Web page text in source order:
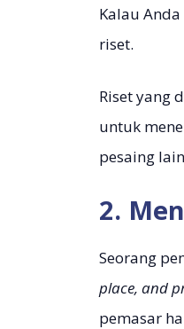
Kalau
riset.
Riset yang
untuk
pesaing
2.
Seorang
place, and
pemasar